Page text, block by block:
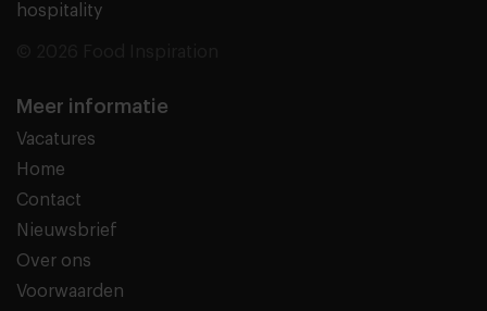
hospitality
Meer informatie
Vacatures
Home
Contact
Nieuwsbrief
Over ons
Voorwaarden